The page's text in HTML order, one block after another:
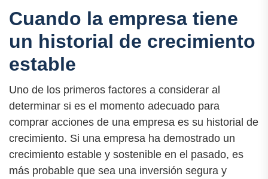
Cuando la empresa tiene
un historial de crecimiento
estable
Uno de los primeros factores a considerar al
determinar si es el momento adecuado para
comprar acciones de una empresa es su historial de
crecimiento. Si una empresa ha demostrado un
crecimiento estable y sostenible en el pasado, es
más probable que sea una inversión segura y